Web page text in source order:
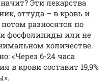
Эти лекарства
оттуда – в кровь и
разносятся по
фосфолипиды или не
количестве.
«Через 6-24 часа
в крови составит 19,9%